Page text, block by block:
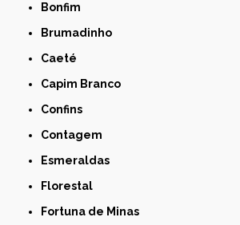
Bonfim
Brumadinho
Caeté
Capim Branco
Confins
Contagem
Esmeraldas
Florestal
Fortuna de Minas